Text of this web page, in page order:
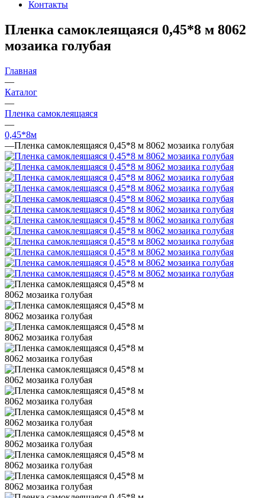
Контакты
Пленка самоклеящаяся 0,45*8 м 8062
мозаика голубая
Главная
—
Каталог
—
Пленка самоклеящаяся
—
0,45*8м
—Пленка самоклеящаяся 0,45*8 м 8062 мозаика голубая